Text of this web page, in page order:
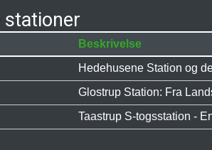
stationer
Beskrivelse
Hedehusene Station og
Glostrup Station: Fra
Taastrup S-togsstation -